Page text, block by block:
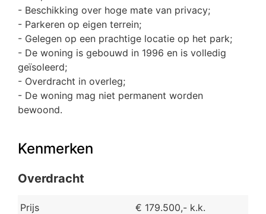
- Beschikking over hoge mate van privacy;
- Parkeren op eigen terrein;
- Gelegen op een prachtige locatie op het park;
- De woning is gebouwd in 1996 en is volledig
geïsoleerd;
- Overdracht in overleg;
- De woning mag niet permanent worden
bewoond.
Kenmerken
Overdracht
Prijs € 179.500,- k.k.